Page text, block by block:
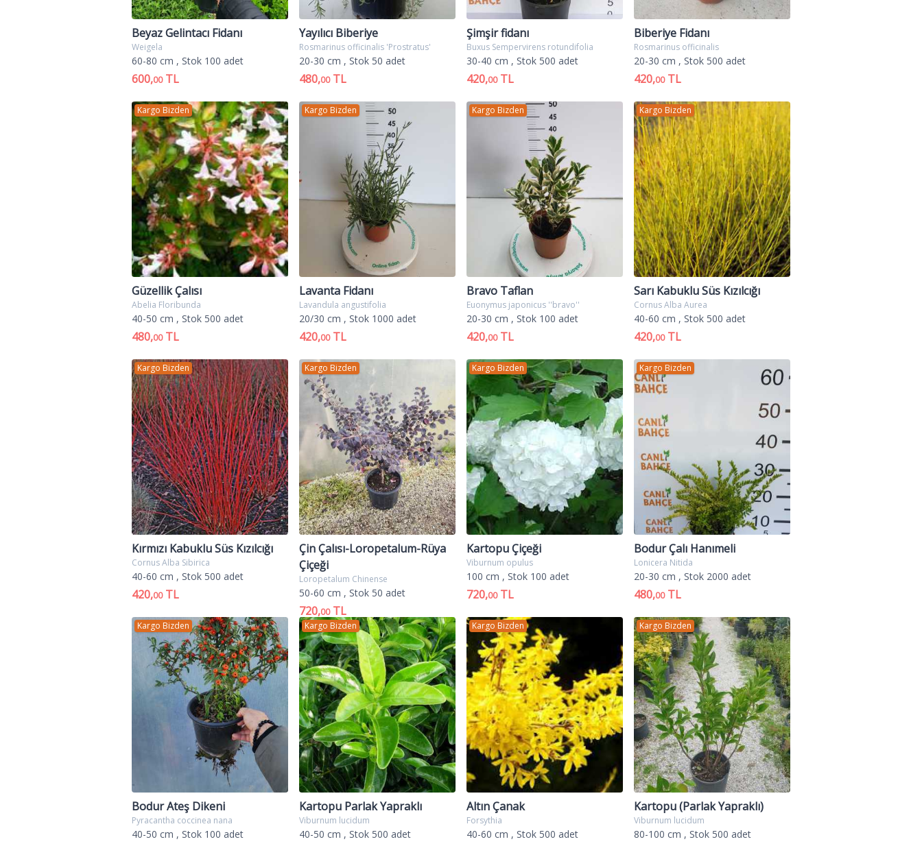
Beyaz Gelintacı Fidanı
Weigela
60-80 cm , Stok 100 adet
600,00TL
Yayılıcı Biberiye
Rosmarinus officinalis 'Prostratus'
20-30 cm , Stok 50 adet
480,00TL
Şimşir fidanı
Buxus Sempervirens rotundifolia
30-40 cm , Stok 500 adet
420,00TL
Biberiye Fidanı
Rosmarinus officinalis
20-30 cm , Stok 500 adet
420,00TL
Kargo Bizden
Güzellik Çalısı
Abelia Floribunda
40-50 cm , Stok 500 adet
480,00TL
Kargo Bizden
Lavanta Fidanı
Lavandula angustifolia
20/30 cm , Stok 1000 adet
420,00TL
Kargo Bizden
Bravo Taflan
Euonymus japonicus ''bravo''
20-30 cm , Stok 100 adet
420,00TL
Kargo Bizden
Sarı Kabuklu Süs Kızılcığı
Cornus Alba Aurea
40-60 cm , Stok 500 adet
420,00TL
Kargo Bizden
Kırmızı Kabuklu Süs Kızılcığı
Cornus Alba Sibirica
40-60 cm , Stok 500 adet
420,00TL
Kargo Bizden
Çin Çalısı-Loropetalum-Rüya
Çiçeği
Loropetalum Chinense
50-60 cm , Stok 50 adet
720,00TL
Kargo Bizden
Kartopu Çiçeği
Viburnum opulus
100 cm , Stok 100 adet
720,00TL
Kargo Bizden
Bodur Çalı Hanımeli
Lonicera Nitida
20-30 cm , Stok 2000 adet
480,00TL
Kargo Bizden
Bodur Ateş Dikeni
Pyracantha coccinea nana
40-50 cm , Stok 100 adet
Kargo Bizden
Kartopu Parlak Yapraklı
Viburnum lucidum
40-50 cm , Stok 500 adet
Kargo Bizden
Altın Çanak
Forsythia
40-60 cm , Stok 500 adet
Kargo Bizden
Kartopu (Parlak Yapraklı)
Viburnum lucidum
80-100 cm , Stok 500 adet